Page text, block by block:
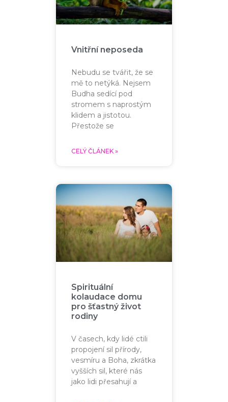
Vnitřní neposeda
Nebudu se tvářit, že se
mě to netýká. Nejsem
Budha sedící pod
stromem s naprostým
klidem a jistotou.
Přestože se
CELÝ ČLÁNEK »
Spirituální
kolaudace domu
pro šťastný život
rodiny
V časech, kdy lidé ctili
propojení sil přírody,
vesmíru a Boha, zkrátka
vyšších sil, které nás
jako lidi přesahují a